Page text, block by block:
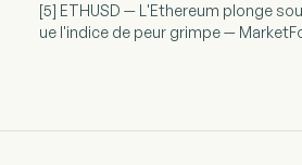
[5] ETHUSD — L'Ethereum plonge
ue l'indice de peur grimpe —